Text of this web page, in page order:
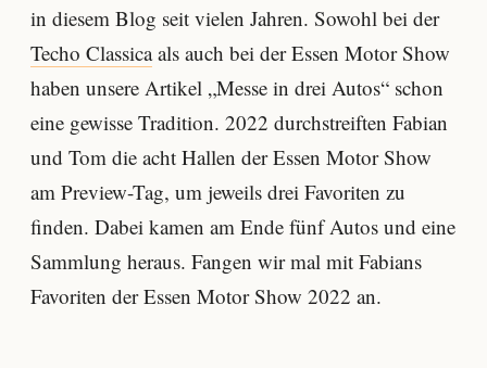
in diesem Blog seit vielen Jahren. Sowohl bei der
Techo Classicaals auch bei der Essen Motor Show
haben unsere Artikel „Messe in drei Autos“ schon
eine gewisse Tradition. 2022 durchstreiften Fabian
und Tom die acht Hallen der Essen Motor Show
am Preview-Tag, um jeweils drei Favoriten zu
finden. Dabei kamen am Ende fünf Autos und eine
Sammlung heraus. Fangen wir mal mit Fabians
Favoriten der Essen Motor Show 2022 an.